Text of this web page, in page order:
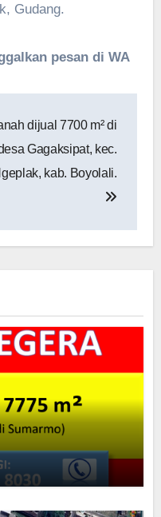
Gudang.
pesan di WA
dijual 7700 m² di
Gagaksipat, kec.
kab. Boyolali.